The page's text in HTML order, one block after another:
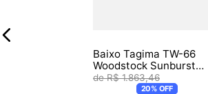
- Escala: Bolivian Rosewood
- Tarraxas: Diecast
- Captadores: 2 Soap Bar
Baixo Tagima TW-66
Woodstock Sunburst
Passivo 4C
R$ 1.863,46
20%OFF